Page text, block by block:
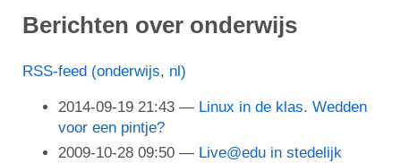
Berichten over onderwijs
RSS-feed (onderwijs, nl)
2014-09-19 21:43
Linux in de klas. Wedden
voor een pintje?
2009-10-28 09:50
Live@edu in stedelijk